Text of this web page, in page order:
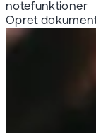
notefunktioner
Opret